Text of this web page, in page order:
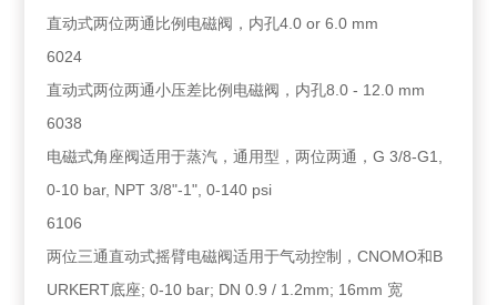
直动式两位两通比例电磁阀，内孔4.0 or 6.0 mm
6024
直动式两位两通小压差比例电磁阀，内孔8.0 - 12.0 mm
6038
电磁式角座阀适用于蒸汽，通用型，两位两通，G 3/8-G1,
0-10 bar, NPT 3/8"-1", 0-140 psi
6106
两位三通直动式摇臂电磁阀适用于气动控制，CNOMO和B
URKERT底座; 0-10 bar; DN 0.9 / 1.2mm; 16mm 宽